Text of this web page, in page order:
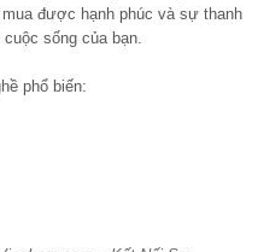
được hạnh phúc và sự thanh
sống của bạn.
phổ biến: